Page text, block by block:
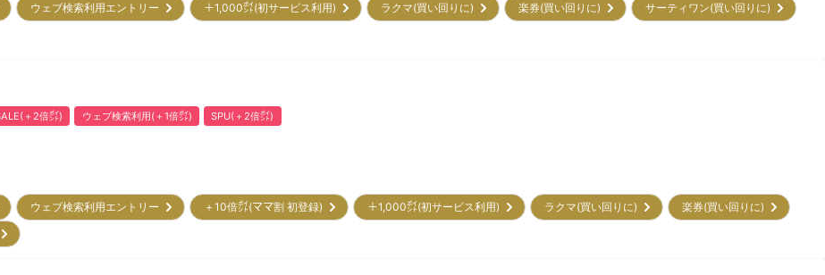
ウェブ検索利用エントリー ＋1,000㌽(初サービス利用) ラクマ(買い回りに) 楽券(買い回りに)
サーティワン(買い回りに)
＋2倍㌽) ウェブ検索利用(＋1倍㌽) SPU(＋2倍㌽)
ウェブ検索利用エントリー ＋10倍㌽(ママ割 初登録) ＋1,000㌽(初サービス利用) ラクマ(買い回りに)
楽券(買い回りに)